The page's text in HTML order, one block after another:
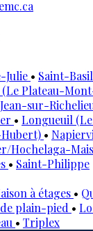
Julie • Saint-
Plateau-
sur-
• Longueuil
•
Hochelaga-
• Saint-Philippe
à étages •
plain-pied •
• Triplex